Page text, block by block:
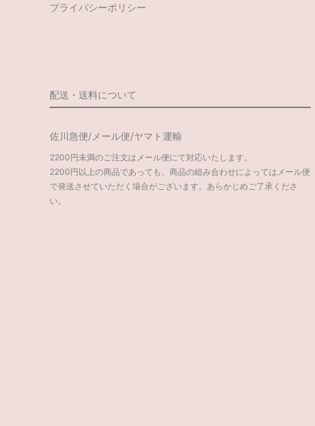
プライバシーポリシー
配送・送料について
佐川急便/メール便/ヤマト運輸
2200円未満のご注文はメール便にて対応いたします。
2200円以上の商品であっても、商品の組み合わせによってはメール便
で発送させていただく場合がございます。あらかじめご了承くださ
い。